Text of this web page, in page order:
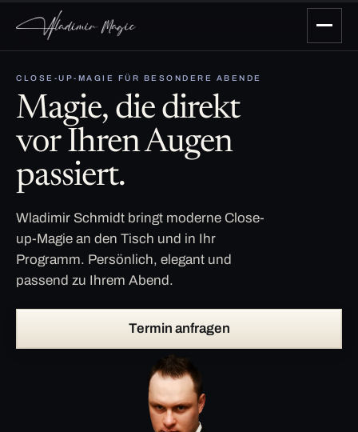
CLOSE-UP-MAGIE FÜR BESONDERE ABENDE
Magie, die direkt
vor Ihren Augen
passiert.
Wladimir Schmidt bringt moderne Close-
up-Magie an den Tisch und in Ihr
Programm. Persönlich, elegant und
passend zu Ihrem Abend.
Termin anfragen